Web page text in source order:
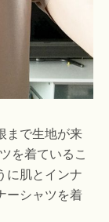
まで生地が来
を着ているこ
に肌とインナ
ーシャツを着